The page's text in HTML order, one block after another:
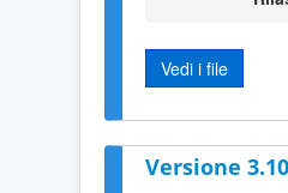
Vedi i file
Versione